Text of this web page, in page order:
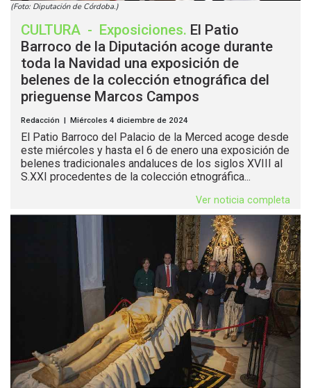
(Foto: Diputación de Córdoba.)
CULTURA - Exposiciones. El Patio
Barroco de la Diputación acoge durante
toda la Navidad una exposición de
belenes de la colección etnográfica del
prieguense Marcos Campos
Redacción | Miércoles 4 diciembre de 2024
El Patio Barroco del Palacio de la Merced acoge desde
este miércoles y hasta el 6 de enero una exposición de
belenes tradicionales andaluces de los siglos XVIII al
S.XXI procedentes de la colección etnográfica...
Ver noticia completa